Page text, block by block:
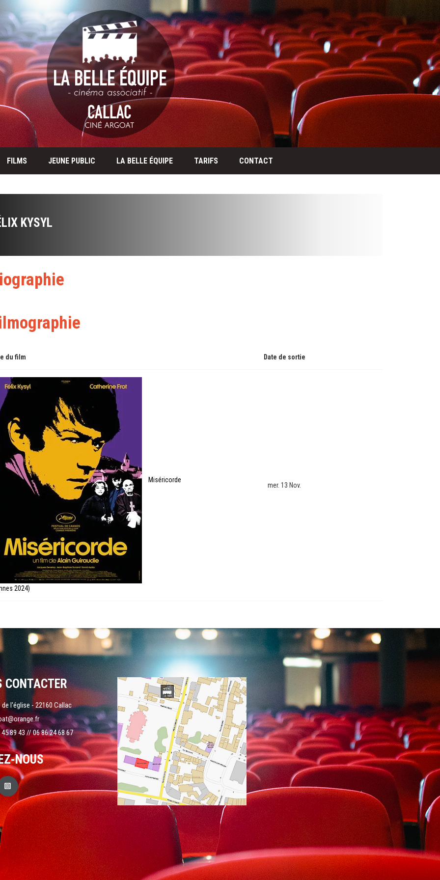
FILMS JEUNE PUBLIC LA BELLE ÉQUIPE TARIFS CONTACT
KYSYL
du film Date de sortie
Miséricorde
2024)
mer. 13 Nov.
CONTACTER
de l'église - 22160 Callac
89 43 // 06 86 24 68 67
NOUS